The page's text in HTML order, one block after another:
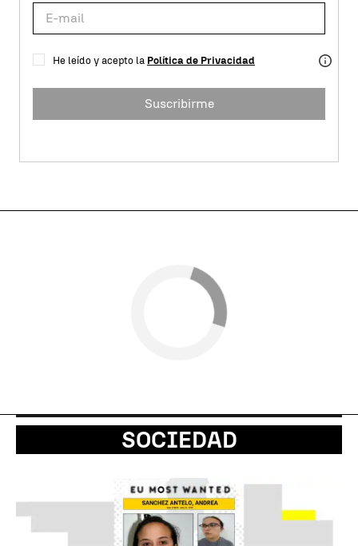
He leído y acepto la Política de Privacidad
Suscribirme
SOCIEDAD